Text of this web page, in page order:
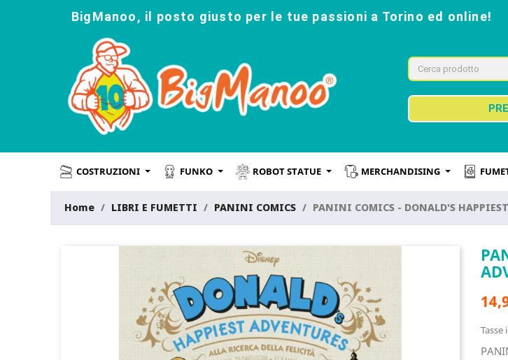
BigManoo, il posto giusto per le tue passioni a Torino ed online!
COSTRUZIONI FUNKO ROBOT STATUE MERCHANDISING
Home LIBRI E FUMETTI PANINI COMICS PANINI COMICS - DONALD'S
Tasse